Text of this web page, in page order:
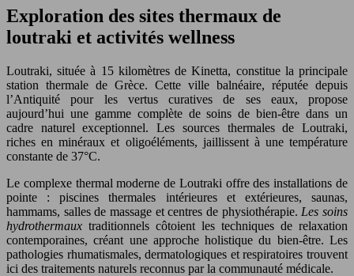
Exploration des sites thermaux de
loutraki et activités wellness
Loutraki, située à 15 kilomètres de Kinetta, constitue la principale
station thermale de Grèce. Cette ville balnéaire, réputée depuis
l’Antiquité pour les vertus curatives de ses eaux, propose
aujourd’hui une gamme complète de soins de bien-être dans un
cadre naturel exceptionnel. Les sources thermales de Loutraki,
riches en minéraux et oligoéléments, jaillissent à une température
constante de 37°C.
Le complexe thermal moderne de Loutraki offre des installations de
pointe : piscines thermales intérieures et extérieures, saunas,
hammams, salles de massage et centres de physiothérapie. Les soins
hydrothermaux traditionnels côtoient les techniques de relaxation
contemporaines, créant une approche holistique du bien-être. Les
pathologies rhumatismales, dermatologiques et respiratoires trouvent
ici des traitements naturels reconnus par la communauté médicale.